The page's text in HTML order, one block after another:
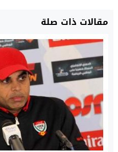
مقالات ذات صلة